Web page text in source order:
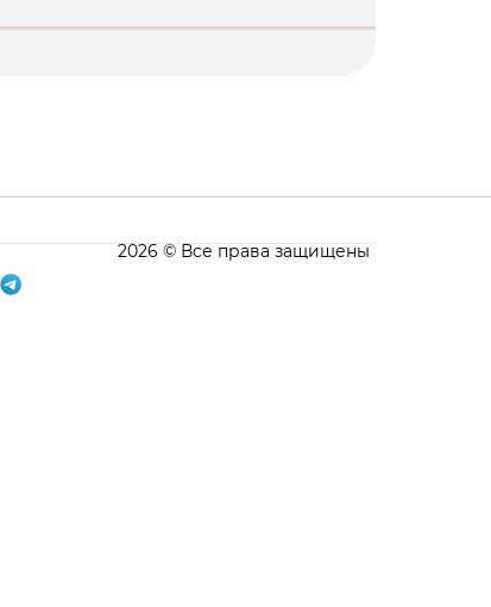
2026 © Все права защищены